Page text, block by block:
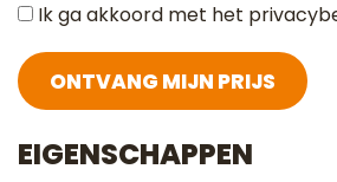
Ik ga akkoord met het
ONTVANG MIJN PRIJS
EIGENSCHAPPEN